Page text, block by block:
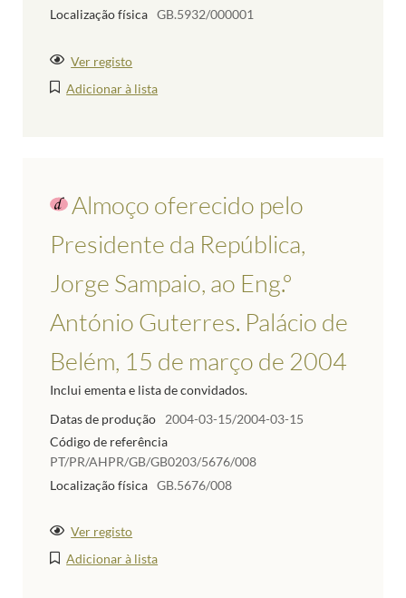
Localização física GB.5932/000001
Ver registo
Adicionar à lista
Almoço oferecido pelo
Presidente da República,
Jorge Sampaio, ao Eng.º
António Guterres. Palácio de
Belém, 15 de março de 2004
Inclui ementa e lista de convidados.
Datas de produção
2004-03-15/2004-03-15
Código de referência
PT/PR/AHPR/GB/GB0203/5676/008
Localização física GB.5676/008
Ver registo
Adicionar à lista